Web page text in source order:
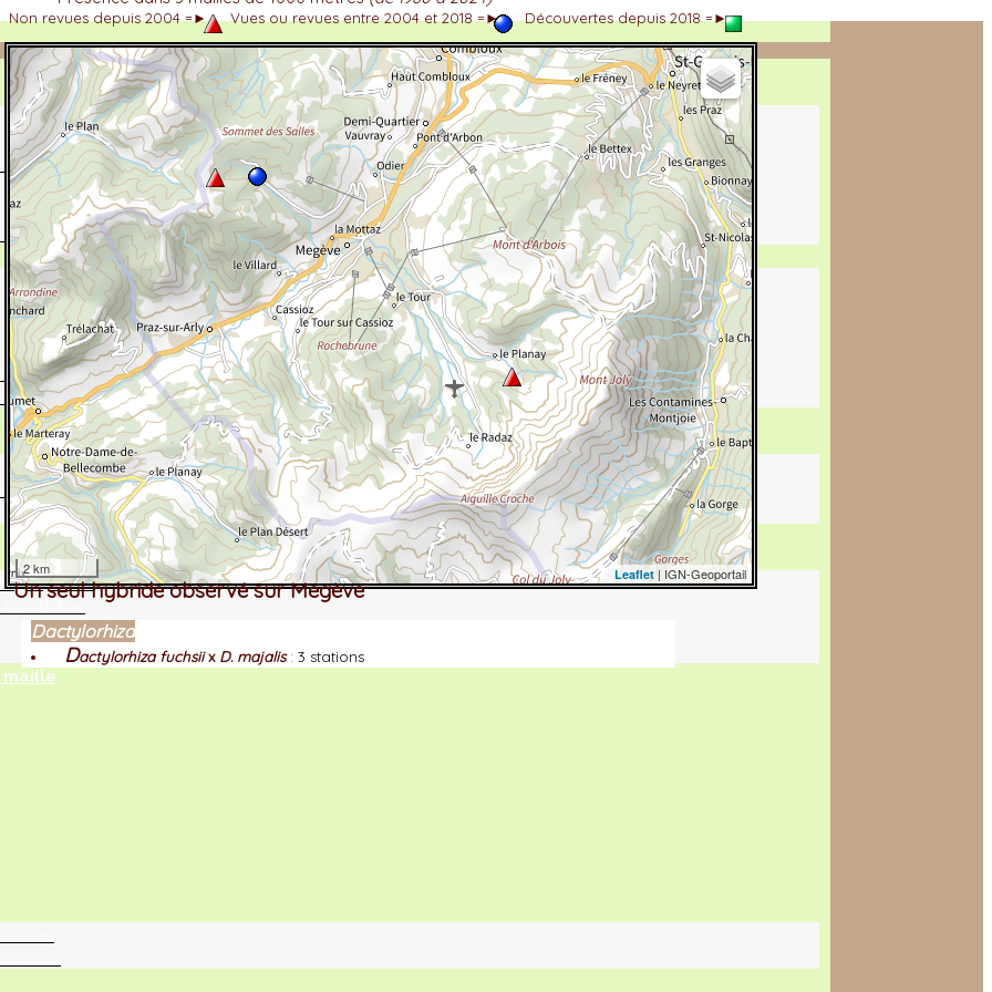
Alpes
cotations UICN)
?
maille
2 km Leaflet | IGN-Geoportail
Un seul hybride observé sur Megève
Dactylorhiza
Dactylorhiza fuchsiix D. majalis: 3 stations
Non revues depuis 2004 =► Vues ou revues entre 2004 et 2018 =► Découvertes depuis 2018 =►